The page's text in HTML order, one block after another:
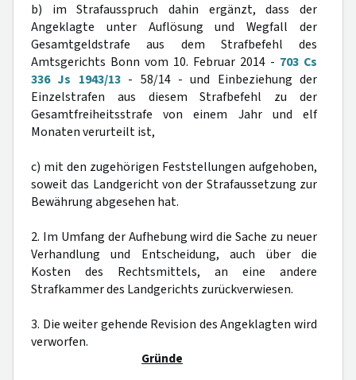
b) im Strafausspruch dahin ergänzt, dass der
Angeklagte unter Auflösung und Wegfall der
Gesamtgeldstrafe aus dem Strafbefehl des
Amtsgerichts Bonn vom 10. Februar 2014 - 703 Cs
336 Js 1943/13- 58/14 - und Einbeziehung der
Einzelstrafen aus diesem Strafbefehl zu der
Gesamtfreiheitsstrafe von einem Jahr und elf
Monaten verurteilt ist,
c) mit den zugehörigen Feststellungen aufgehoben,
soweit das Landgericht von der Strafaussetzung zur
Bewährung abgesehen hat.
2. Im Umfang der Aufhebung wird die Sache zu neuer
Verhandlung und Entscheidung, auch über die
Kosten des Rechtsmittels, an eine andere
Strafkammer des Landgerichts zurückverwiesen.
3. Die weiter gehende Revision des Angeklagten wird
verworfen.
Gründe